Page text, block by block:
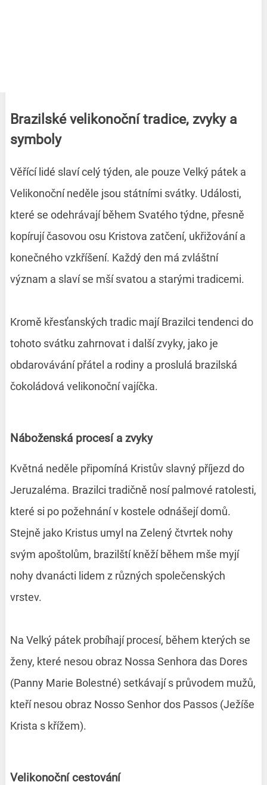
Brazilské velikonoční tradice, zvyky a
symboly
Věřící lidé slaví celý týden, ale pouze Velký pátek a
Velikonoční neděle jsou státními svátky. Události,
které se odehrávají během Svatého týdne, přesně
kopírují časovou osu Kristova zatčení, ukřižování a
konečného vzkříšení. Každý den má zvláštní
význam a slaví se mší svatou a starými tradicemi.
Kromě křesťanských tradic mají Brazilci tendenci do
tohoto svátku zahrnovat i další zvyky, jako je
obdarovávání přátel a rodiny a proslulá brazilská
čokoládová velikonoční vajíčka.
Náboženská procesí a zvyky
Květná neděle připomíná Kristův slavný příjezd do
Jeruzaléma. Brazilci tradičně nosí palmové ratolesti,
které si po požehnání v kostele odnášejí domů.
Stejně jako Kristus umyl na Zelený čtvrtek nohy
svým apoštolům, brazilští kněží během mše myjí
nohy dvanácti lidem z různých společenských
vrstev.
Na Velký pátek probíhají procesí, během kterých se
ženy, které nesou obraz Nossa Senhora das Dores
(Panny Marie Bolestné) setkávají s průvodem mužů,
kteří nesou obraz Nosso Senhor dos Passos (Ježíše
Krista s křížem).
Velikonoční cestování